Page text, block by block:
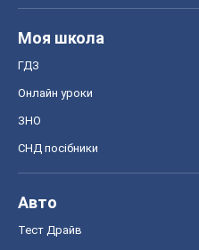
Моя школа
ГДЗ
Онлайн уроки
ЗНО
СНД посібники
Авто
Тест Драйв